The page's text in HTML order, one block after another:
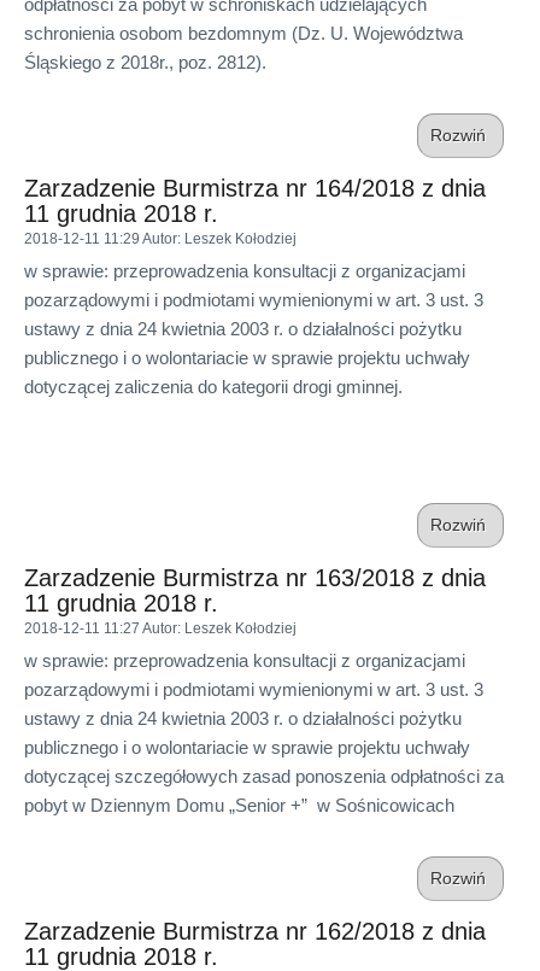
odpłatności za pobyt w schroniskach udzielających
schronienia osobom bezdomnym (Dz. U. Województwa
Śląskiego z 2018r., poz. 2812).
Rozwiń
Zarzadzenie Burmistrza nr 164/2018 z dnia
11 grudnia 2018 r.
2018-12-11 11:29 Autor: Leszek Kołodziej
w sprawie: przeprowadzenia konsultacji z organizacjami
pozarządowymi i podmiotami wymienionymi w art. 3 ust. 3
ustawy z dnia 24 kwietnia 2003 r. o działalności pożytku
publicznego i o wolontariacie w sprawie projektu uchwały
dotyczącej zaliczenia do kategorii drogi gminnej.
Rozwiń
Zarzadzenie Burmistrza nr 163/2018 z dnia
11 grudnia 2018 r.
2018-12-11 11:27 Autor: Leszek Kołodziej
w sprawie: przeprowadzenia konsultacji z organizacjami
pozarządowymi i podmiotami wymienionymi w art. 3 ust. 3
ustawy z dnia 24 kwietnia 2003 r. o działalności pożytku
publicznego i o wolontariacie w sprawie projektu uchwały
dotyczącej szczegółowych zasad ponoszenia odpłatności za
pobyt w Dziennym Domu „Senior +” w Sośnicowicach
Rozwiń
Zarzadzenie Burmistrza nr 162/2018 z dnia
11 grudnia 2018 r.